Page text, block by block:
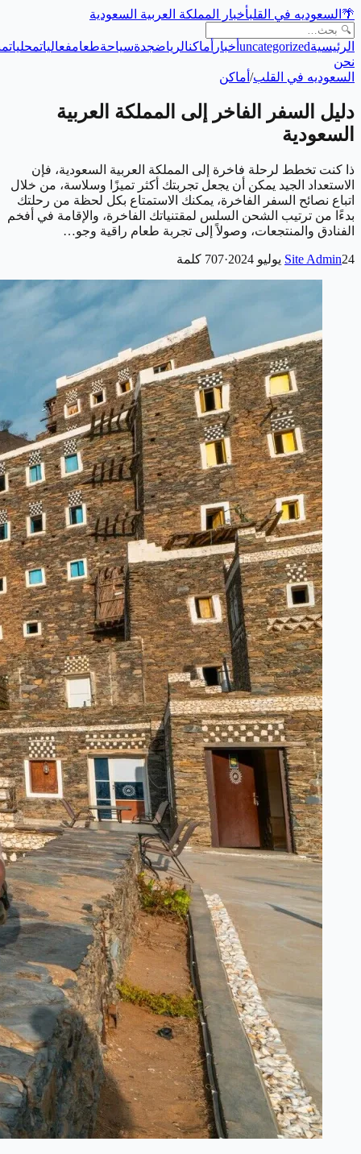
🌴 السعوديه في القلبأخبار المملكة العربية السعودية
الرئيسيةuncategorized أخبار أماكنالرياضجدةسياحةطعامفعالياتمحليات
نحن
السعوديه في القلب/ أماكن
دليل السفر الفاخر إلى المملكة العربية
السعودية
ذا كنت تخطط لرحلة فاخرة إلى المملكة العربية السعودية، فإن
الاستعداد الجيد يمكن أن يجعل تجربتك أكثر تميزًا وسلاسة، من خلال
اتباع نصائح السفر الفاخرة، يمكنك الاستمتاع بكل لحظة من رحلتك
بدءًا من ترتيب الشحن السلس لمقتنياتك الفاخرة، والإقامة في أفخم
الفنادق والمنتجعات، وصولاً إلى تجربة طعام راقية وجو…
Site Admin24 يوليو 2024 ·
707 كلمة